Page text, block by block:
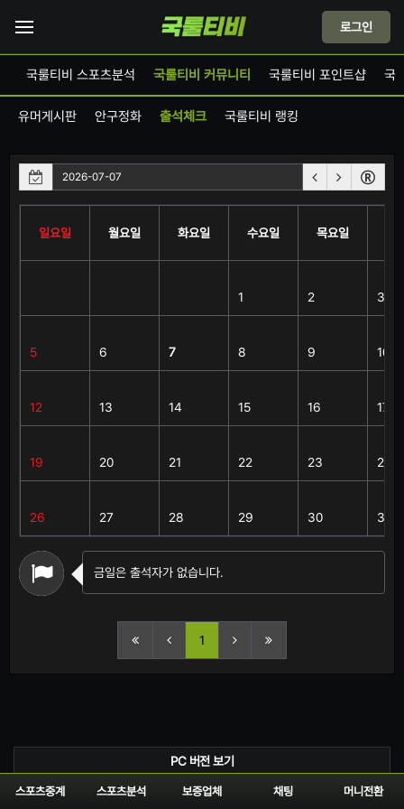
로그인
국룰티비 스포츠분석 국룰티비 커뮤니티 국룰티비 포인트샵 국
유머게시판 안구정화 출석체크 국룰티비 랭킹
일요일 월요일 화요일 수요일 목요일
1 2 3
5 6 7 8 9 10
12 13 14 15 16 17
19 20 21 22 23 24
26 27 28 29 30 31
금일은 출석자가 없습니다.
1
PC 버전 보기
스포츠중계 스포츠분석 보증업체 채팅 머니전환